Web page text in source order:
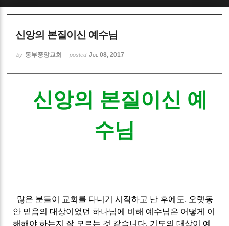
신앙의 본질이신 예수님
by 동부중앙교회 posted Jul 08, 2017
신앙의 본질이신 예
수님
많은 분들이 교회를 다니기 시작하고 난 후에도, 오랫동
안 믿음의 대상이었던 하나님에 비해 예수님은 어떻게 이
해해야 하는지 잘 모르는 것 같습니다. 기도의 대상이 예
Sketchbook5, 스케치북5
Sketchbook5, 스케치북5